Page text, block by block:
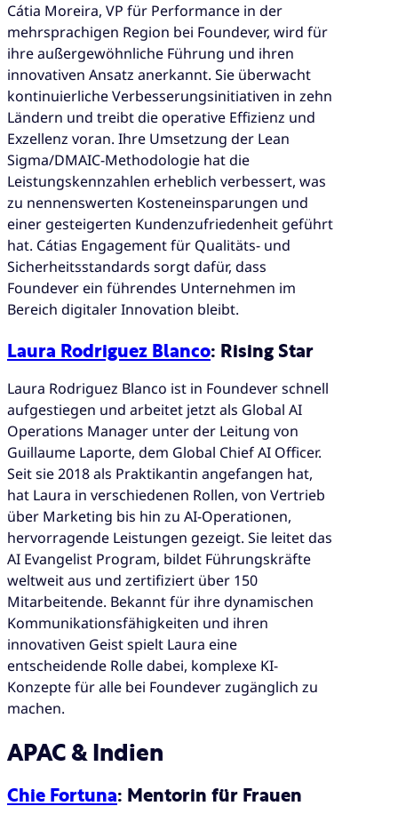
Cátia Moreira, VP für Performance in der
mehrsprachigen Region bei Foundever, wird für
ihre außergewöhnliche Führung und ihren
innovativen Ansatz anerkannt. Sie überwacht
kontinuierliche Verbesserungsinitiativen in zehn
Ländern und treibt die operative Effizienz und
Exzellenz voran. Ihre Umsetzung der Lean
Sigma/DMAIC-Methodologie hat die
Leistungskennzahlen erheblich verbessert, was
zu nennenswerten Kosteneinsparungen und
einer gesteigerten Kundenzufriedenheit geführt
hat. Cátias Engagement für Qualitäts- und
Sicherheitsstandards sorgt dafür, dass
Foundever ein führendes Unternehmen im
Bereich digitaler Innovation bleibt.
Laura Rodriguez Blanco: Rising Star
Laura Rodriguez Blanco ist in Foundever schnell
aufgestiegen und arbeitet jetzt als Global AI
Operations Manager unter der Leitung von
Guillaume Laporte, dem Global Chief AI Officer.
Seit sie 2018 als Praktikantin angefangen hat,
hat Laura in verschiedenen Rollen, von Vertrieb
über Marketing bis hin zu AI-Operationen,
hervorragende Leistungen gezeigt. Sie leitet das
AI Evangelist Program, bildet Führungskräfte
weltweit aus und zertifiziert über 150
Mitarbeitende. Bekannt für ihre dynamischen
Kommunikationsfähigkeiten und ihren
innovativen Geist spielt Laura eine
entscheidende Rolle dabei, komplexe KI-
Konzepte für alle bei Foundever zugänglich zu
machen.
APAC & Indien
Chie Fortuna: Mentorin für Frauen